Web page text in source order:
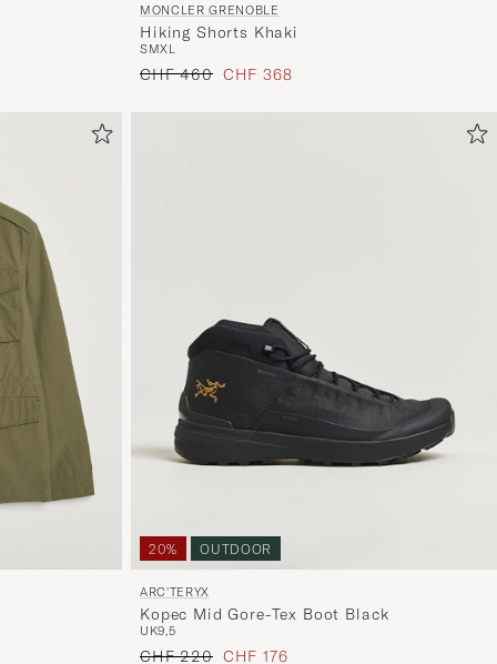
MONCLER GRENOBLE
Hiking Shorts Khaki
SMXL
Regulärer Preis
CHF 460 Reduzierter Preis
CHF 368
20% OUTDOOR
ARC'TERYX
Kopec Mid Gore-Tex Boot Black
UK9,5
Regulärer Preis
CHF 220 Reduzierter Preis
CHF 176